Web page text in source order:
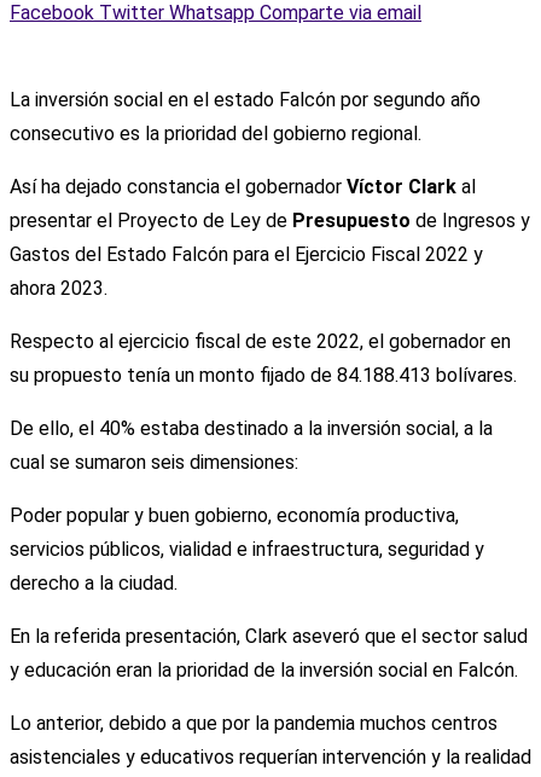
Facebook Twitter Whatsapp Comparte via email
La inversión social en el estado Falcón por segundo año
consecutivo es la prioridad del gobierno regional.
Así ha dejado constancia el gobernador Víctor Clark al
presentar el Proyecto de Ley de Presupuesto de Ingresos y
Gastos del Estado Falcón para el Ejercicio Fiscal 2022 y
ahora 2023.
Respecto al ejercicio fiscal de este 2022, el gobernador en
su propuesto tenía un monto fijado de 84.188.413 bolívares.
De ello, el 40% estaba destinado a la inversión social, a la
cual se sumaron seis dimensiones:
Poder popular y buen gobierno, economía productiva,
servicios públicos, vialidad e infraestructura, seguridad y
derecho a la ciudad.
En la referida presentación, Clark aseveró que el sector salud
y educación eran la prioridad de la inversión social en Falcón.
Lo anterior, debido a que por la pandemia muchos centros
asistenciales y educativos requerían intervención y la realidad